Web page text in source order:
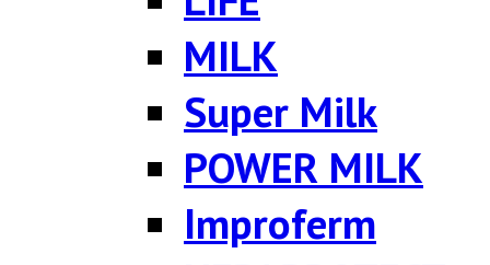
MILK
Super Milk
POWER MILK
Improferm